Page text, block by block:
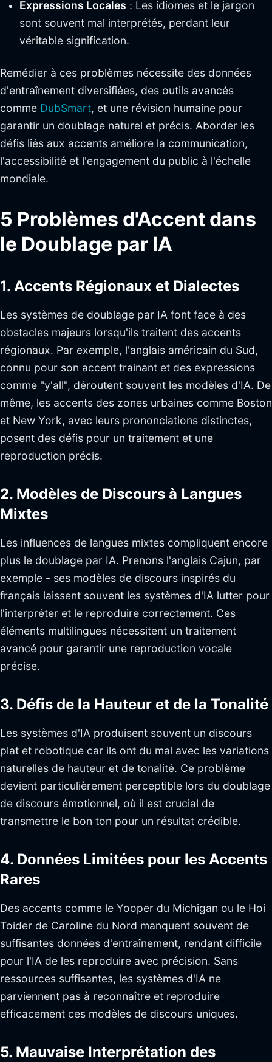
Expressions Locales : Les idiomes et le jargon
sont souvent mal interprétés, perdant leur
véritable signification.
Remédier à ces problèmes nécessite des données
d'entraînement diversifiées, des outils avancés
comme DubSmart, et une révision humaine pour
garantir un doublage naturel et précis. Aborder les
défis liés aux accents améliore la communication,
l'accessibilité et l'engagement du public à l'échelle
mondiale.
5 Problèmes d'Accent dans
le Doublage par IA
1. Accents Régionaux et Dialectes
Les systèmes de doublage par IA font face à des
obstacles majeurs lorsqu'ils traitent des accents
régionaux. Par exemple, l'anglais américain du Sud,
connu pour son accent trainant et des expressions
comme "y'all", déroutent souvent les modèles d'IA. De
même, les accents des zones urbaines comme Boston
et New York, avec leurs prononciations distinctes,
posent des défis pour un traitement et une
reproduction précis.
2. Modèles de Discours à Langues
Mixtes
Les influences de langues mixtes compliquent encore
plus le doublage par IA. Prenons l'anglais Cajun, par
exemple - ses modèles de discours inspirés du
français laissent souvent les systèmes d'IA lutter pour
l'interpréter et le reproduire correctement. Ces
éléments multilingues nécessitent un traitement
avancé pour garantir une reproduction vocale
précise.
3. Défis de la Hauteur et de la Tonalité
Les systèmes d'IA produisent souvent un discours
plat et robotique car ils ont du mal avec les variations
naturelles de hauteur et de tonalité. Ce problème
devient particulièrement perceptible lors du doublage
de discours émotionnel, où il est crucial de
transmettre le bon ton pour un résultat crédible.
4. Données Limitées pour les Accents
Rares
Des accents comme le Yooper du Michigan ou le Hoi
Toider de Caroline du Nord manquent souvent de
suffisantes données d'entraînement, rendant difficile
pour l'IA de les reproduire avec précision. Sans
ressources suffisantes, les systèmes d'IA ne
parviennent pas à reconnaître et reproduire
efficacement ces modèles de discours uniques.
5. Mauvaise Interprétation des